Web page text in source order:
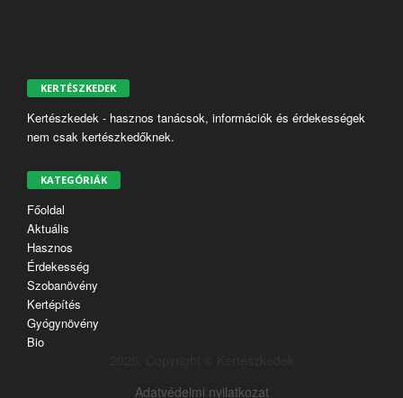
KERTÉSZKEDEK
Kertészkedek - hasznos tanácsok, információk és érdekességek
nem csak kertészkedőknek.
KATEGÓRIÁK
Főoldal
Aktuális
Hasznos
Érdekesség
Szobanövény
Kertépítés
Gyógynövény
Bio
Adatvédelmi nyilatkozat